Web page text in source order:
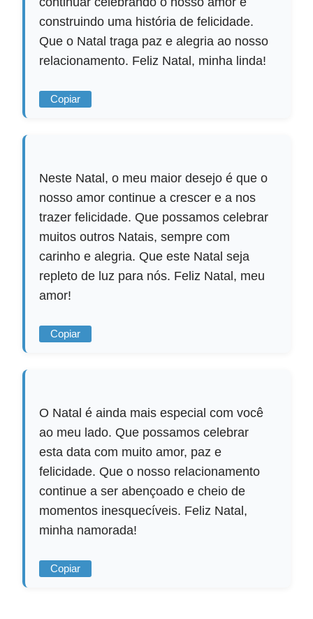
construindo uma história de felicidade.
Que o Natal traga paz e alegria ao nosso
relacionamento. Feliz Natal, minha linda!
Copiar
Neste Natal, o meu maior desejo é que o
nosso amor continue a crescer e a nos
trazer felicidade. Que possamos celebrar
muitos outros Natais, sempre com
carinho e alegria. Que este Natal seja
repleto de luz para nós. Feliz Natal, meu
amor!
Copiar
O Natal é ainda mais especial com você
ao meu lado. Que possamos celebrar
esta data com muito amor, paz e
felicidade. Que o nosso relacionamento
continue a ser abençoado e cheio de
momentos inesquecíveis. Feliz Natal,
minha namorada!
Copiar